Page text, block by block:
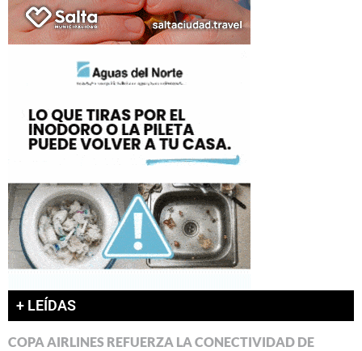
+ LEÍDAS
COPA AIRLINES REFUERZA LA CONECTIVIDAD DE